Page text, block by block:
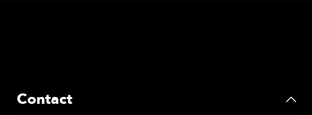
Contact